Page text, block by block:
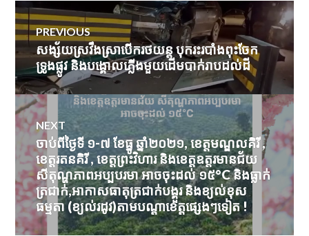
Post
navigation
PREVIOUS
Previous
post:
សង្ស័យស្រវឹងស្រាបើករថយន្ត បុករះរបាំងពុះចែក
ទ្រូងផ្លូវ និងបង្គោលភ្លើងមួយដើមបាក់រាបដល់ដី
NEXT
Next
post:
ចាប់ពីថ្ងៃទី ១-៧ ខែធ្នូ ឆ្នាំ២០២១, ខេត្តមណ្ឌលគិរី ,
ខេត្តរតនគិរី , ខេត្តព្រះវិហារ និងខេត្តឧត្តរមានជ័យ
សីតុណ្ហភាពអប្បបរមា អាចចុះដល់ ១៥°C និងធ្លាក់
ត្រជាក់,អាកាសធាតុត្រជាក់បង្គួរ និងខ្យល់ខុស
ធម្មតា (ខ្យល់រដូវ)តាមបណ្តាខេត្តផ្សេងៗទៀត !